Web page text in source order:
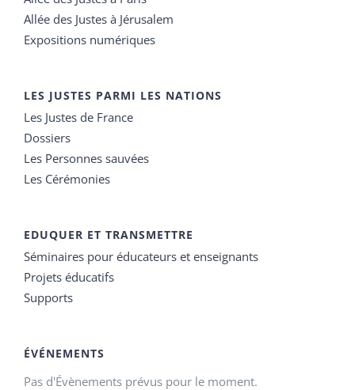
Allée des Justes à Jérusalem
Expositions numériques
LES JUSTES PARMI LES NATIONS
Les Justes de France
Dossiers
Les Personnes sauvées
Les Cérémonies
EDUQUER ET TRANSMETTRE
Séminaires pour éducateurs et enseignants
Projets éducatifs
Supports
ÉVÉNEMENTS
Pas d'Évènements prévus pour le moment.